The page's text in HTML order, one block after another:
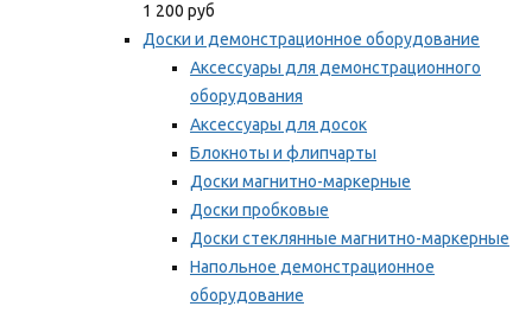
1 200 руб
Доски и демонстрационное оборудование
Аксессуары для демонстрационного
оборудования
Аксессуары для досок
Блокноты и флипчарты
Доски магнитно-маркерные
Доски пробковые
Доски стеклянные магнитно-маркерные
Напольное демонстрационное
оборудование